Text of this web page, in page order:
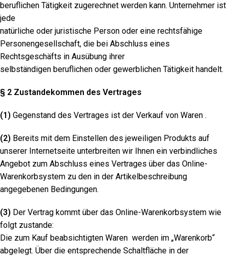
beruflichen Tätigkeit zugerechnet werden kann. Unternehmer ist
jede
natürliche oder juristische Person oder eine rechtsfähige
Personengesellschaft, die bei Abschluss eines
Rechtsgeschäfts in Ausübung ihrer
selbständigen beruflichen oder gewerblichen Tätigkeit handelt.
§ 2 Zustandekommen des Vertrages
(1) Gegenstand des Vertrages ist der Verkauf von Waren .
(2) Bereits mit dem Einstellen des jeweiligen Produkts auf
unserer Internetseite unterbreiten wir Ihnen ein verbindliches
Angebot zum Abschluss eines Vertrages über das Online-
Warenkorbsystem zu den in der Artikelbeschreibung
angegebenen Bedingungen.
(3) Der Vertrag kommt über das Online-Warenkorbsystem wie
folgt zustande:
Die zum Kauf beabsichtigten Waren werden im „Warenkorb“
abgelegt. Über die entsprechende Schaltfläche in der